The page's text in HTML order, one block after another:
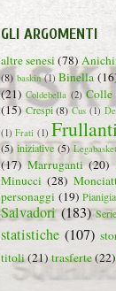
GLI ARGOMENTI
altre senesi(78)
(8) baskin (1) Binella
(21) Coldebella (2) Colle
(15) Crespi (8) Cus (1)
(1) Frati (1)
(5) iniziative (5) Legabasket
(17) Marruganti (20)
Minucci (28)
personaggi (19)
Salvadori (183)
statistiche (107)
titoli(21) trasferte(22)